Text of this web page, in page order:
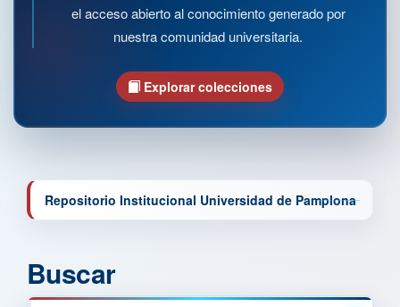
el acceso abierto al conocimiento generado por
nuestra comunidad universitaria.
Explorar colecciones
Repositorio Institucional Universidad de Pamplona
Buscar